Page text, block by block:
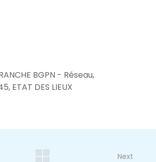
BGPN - Réseau,
ETAT DES LIEUX
Next